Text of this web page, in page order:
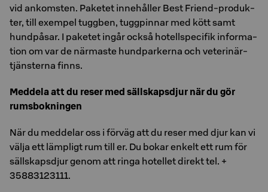
vid an­koms­ten. Pa­ke­tet in­ne­hål­ler Best Fri­end-pro­duk­
ter, till ex­em­pel tugg­ben, tugg­pin­nar med kött samt
hund­på­sar. I pa­ke­tet ingår också ho­tell­spe­ci­fik in­for­ma­
tion om var de när­mas­te hund­par­ker­na och ve­te­ri­när­
tjäns­ter­na finns.
Med­de­la att du reser med säll­skaps­djur när du gör
rums­bok­ning­en
När du med­de­lar oss i för­väg att du reser med djur kan vi
välja ett lämp­ligt rum till er. Du bokar en­kelt ett rum för
säll­skaps­djur genom att ringa ho­tel­let di­rekt tel. +
35883123111.